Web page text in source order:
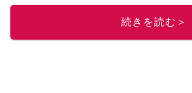
て頑張ります！ 私達は趣味で狩猟をする”トロフ
気はありません。おばあちゃんの畑を守りたい
続きを読む＞